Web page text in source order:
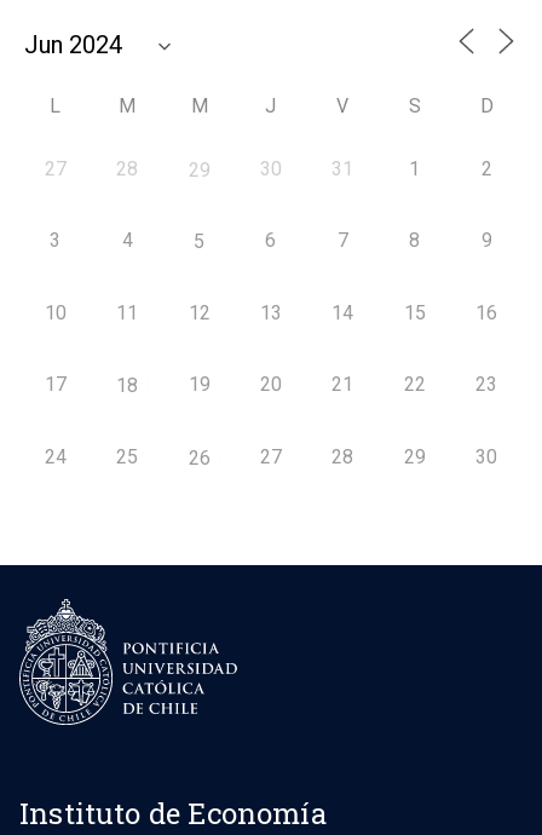
L M M J V S D
27 28 29 30 31 1 2
3 4 5 6 7 8 9
10 11 12 13 14 15 16
17 18 19 20 21 22 23
24 25 26 27 28 29 30
Instituto de Economía